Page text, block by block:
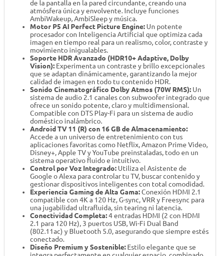
de la pantalla en la pared circundante, creando una
atmósfera única y envolvente. Incluye funciones
AmbiWakeup, AmbiSleep y música.
Motor P5 AI Perfect Picture Engine: Un potente
procesador con Inteligencia Artificial que optimiza cada
imagen en tiempo real para un realismo, color, contraste y
movimiento inigualables.
Soporte HDR Avanzado (HDR10+ Adaptive, Dolby
Vision): Experimenta un contraste y brillo excepcionales
que se adaptan dinámicamente, garantizando la mejor
calidad de imagen en todo tu contenido HDR.
Sonido Cinematográfico Dolby Atmos (70W RMS): Un
sistema de audio 2.1 canales con subwoofer integrado que
ofrece un sonido potente, claro y multidimensional.
Compatible con DTS Play-Fi para un sistema de audio
doméstico inalámbrico.
Android TV 11 (R) con 16 GB de Almacenamiento:
Accede a un universo de entretenimiento con tus
aplicaciones favoritas como Netflix, Amazon Prime Video,
Disney+, Apple TV y YouTube preinstaladas, todo en un
sistema operativo fluido e intuitivo.
Control por Voz Integrado: Utiliza el Asistente de
Google o Alexa para controlar tu TV, buscar contenido y
gestionar dispositivos inteligentes con total comodidad.
Experiencia Gaming de Alta Gama:Conexión HDMI 2.1
compatible con 4K a 120 Hz, G-sync, VRR y Freesync para
una jugabilidad ultrafluida, sin tearing ni latencia.
Conectividad Completa:4 entradas HDMI (2 con HDMI
2.1 para 120 Hz), 3 puertos USB, Wi-Fi Dual Band
(802.11ac) y Bluetooth 5.0, asegurando que siempre estés
conectado.
Diseño Premium y Sostenible: Estilo elegante que se